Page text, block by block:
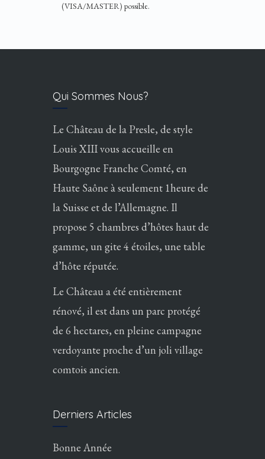
(VISA/MASTER) possible.
Qui Sommes Nous?
Le Château de la Presle, de style
Louis XIII vous accueille en
Bourgogne Franche Comté, en
Haute Saône à seulement 1heure de
la Suisse et de l’Allemagne. Il
propose 5 chambres d’hôtes haut de
gamme, un gite 4 étoiles, une table
d’hôte réputée.
Le Château a été entièrement
rénové, il est dans un parc protégé
de 6 hectares, en pleine campagne
verdoyante proche d’un joli village
comtois ancien.
Derniers Articles
Bonne Année